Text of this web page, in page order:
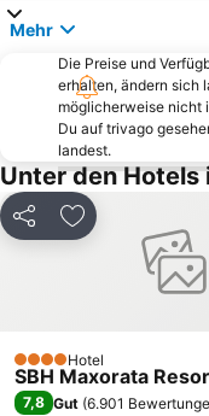
El Molino de Antigua
Playa de Tarajalejo
Strand von Ajuy
Iglesia Ntra Sra La Virgen del
El Bajo Negro
Las Lajas de Punta
Playa del Cotillo
Mehr
Die Preise und
erhalten, ändern sich
möglicherweise nicht
Du auf trivago
landest.
Unter den Hotels
Teilen Zu Favoriten
4 SterneHotel
SBH Maxorata
7,8 Gut (6.901